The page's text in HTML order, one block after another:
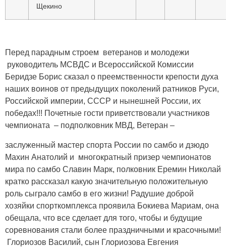
Щекино
Перед парадным строем ветеранов и молодежи
руководитель МСВДС и Всероссийской Комиссии
Беридзе Борис сказал о преемственности крепости духа
наших воинов от предыдущих поколений ратников Руси,
Российской империи, СССР и нынешней России, их
победах!!! Почетные гости приветствовали участников
чемпионата – подполковник МВД, Ветеран –
заслуженный мастер спорта России по самбо и дзюдо
Махин Анатолий и многократный призер чемпионатов
мира по самбо Славин Марк, полковник Еремин Николай
кратко рассказал какую значительную положительную
роль сыграло самбо в его жизни! Радушие доброй
хозяйки спорткомплекса проявила Бокиева Мариам, она
обещала, что все сделает для того, чтобы и будущие
соревнования стали более праздничными и красочными!
Глориозов Василий, сын Глориозова Евгения